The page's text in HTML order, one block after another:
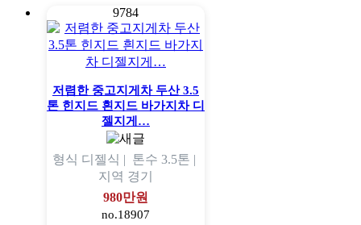
9784
저렴한 중고지게차 두산 3.5
톤 힌지드 흰지드 바가지차 디
젤지게…
형식 디젤식 | 톤수 3.5톤 |
지역 경기
980만원
no.18907